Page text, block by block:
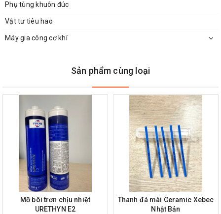
Phụ tùng khuôn đúc
Vật tư tiêu hao
Máy gia công cơ khí
Sản phẩm cùng loại
Mỡ bôi trơn chịu nhiệt
URETHYN E2
Thanh đá mài Ceramic Xebec
Nhật Bản